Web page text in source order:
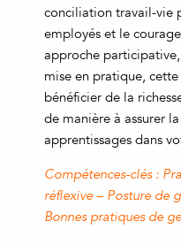
conciliation travail-vie
employés et le
approche
mise en pratique,
bénéficier de la
de manière à assurer
apprentissages dans
Compétences-clés :
réflexive – Posture de
Bonnes pratiques de